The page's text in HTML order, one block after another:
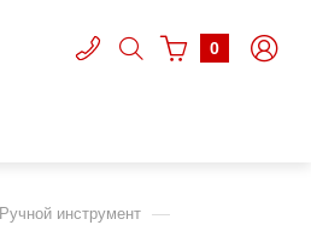
0
Ручной инструмент —